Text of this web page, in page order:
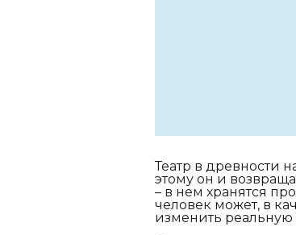
Театр в древности
этому он и
– в нем хранятся
человек может, в
изменить реальную